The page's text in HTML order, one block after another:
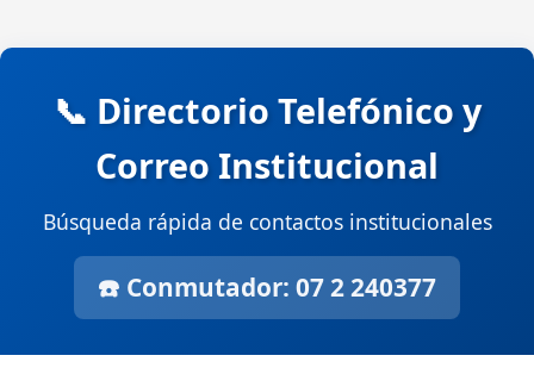
📞 Directorio Telefónico y
Correo Institucional
Búsqueda rápida de contactos institucionales
☎️ Conmutador: 07 2 240377